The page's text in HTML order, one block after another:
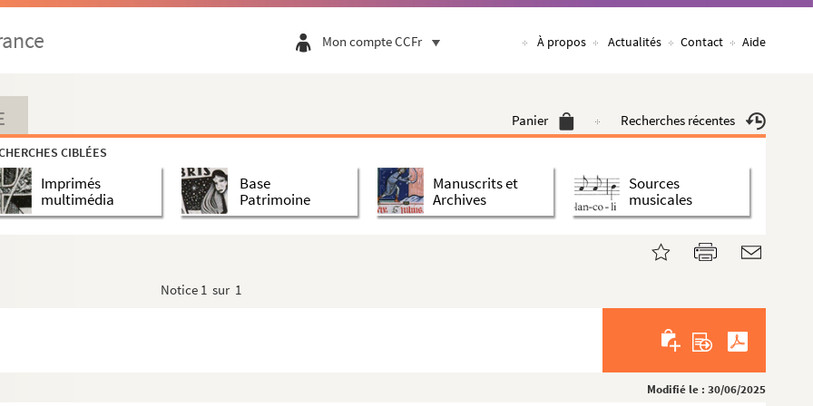
Mon compte CCFr À propos Actualités Contact Aide
Panier Recherches récentes
CIBLÉES
Imprimés
multimédia
Base
Patrimoine
Manuscrits et
Archives
Sources
musicales
Notice 1 sur 1
Modifié le : 30/06/2025